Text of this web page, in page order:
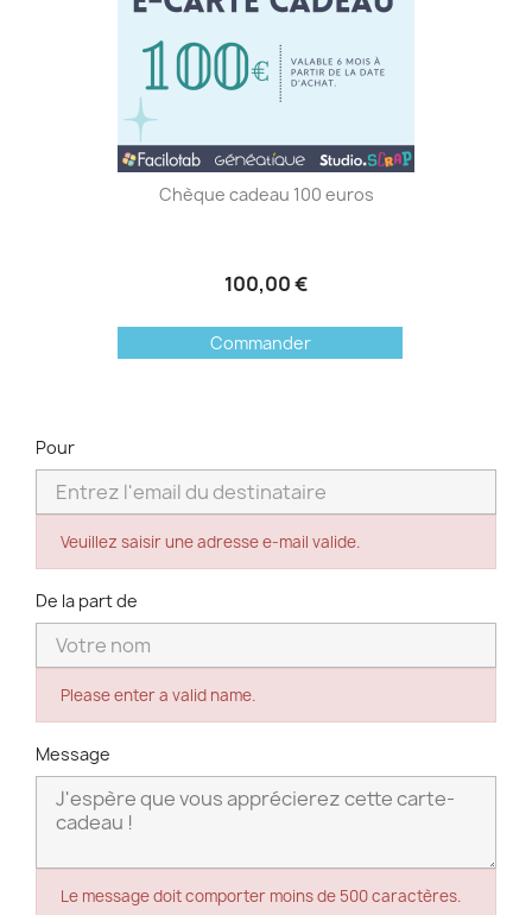
Chèque cadeau 100 euros
100,00 €
Commander
Pour
Veuillez saisir une adresse e-mail valide.
De la part de
Please enter a valid name.
Message
Le message doit comporter moins de 500 caractères.